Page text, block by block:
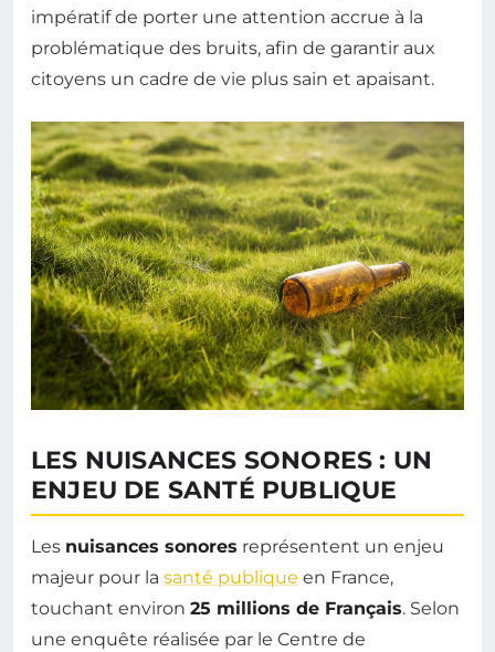
impératif de porter une attention accrue à la
problématique des bruits, afin de garantir aux
citoyens un cadre de vie plus sain et apaisant.
LES NUISANCES SONORES : UN
ENJEU DE SANTÉ PUBLIQUE
Les nuisances sonores représentent un enjeu
majeur pour la santé publique en France,
touchant environ 25 millions de Français. Selon
une enquête réalisée par le Centre de